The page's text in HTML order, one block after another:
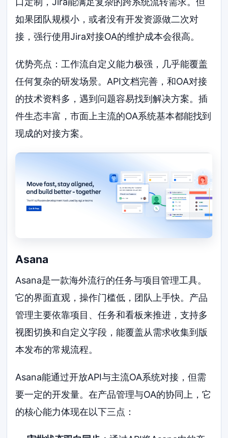
如果团队规模小，或者没有开发资源做二次对
接，强行使用Jira对接OA的维护成本会很高。
优势亮点：工作流自定义能力极强，几乎能覆盖
任何复杂的研发场景。API文档完善，和OA对接
的技术资料多，遇到问题容易找到解决方案。插
件生态丰富，市面上主流的OA系统基本都能找到
现成的对接方案。
Asana
Asana是一款海外流行的任务与项目管理工具。
它的界面直观，操作门槛低，团队上手快。产品
管理主要依靠项目、任务和看板来推进，支持多
视图切换和自定义字段，能覆盖从需求收集到版
本发布的常规流程。
Asana能通过开放API与主流OA系统对接，但需
要一定的开发量。在产品管理与OA的协同上，它
的核心能力体现在以下三点：